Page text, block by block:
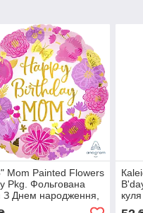
Mom Painted Flowers
Pkg. Фольгована
З Днем народження,